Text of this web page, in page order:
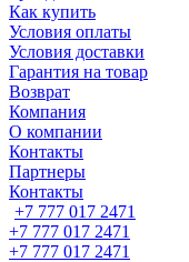
Как купить
Условия оплаты
Условия доставки
Гарантия на товар
Возврат
Компания
О компании
Контакты
Партнеры
Контакты
+7 777 017 2471
+7 777 017 2471
+7 777 017 2471